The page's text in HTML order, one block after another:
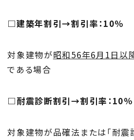
□建築年割引→割引率：10％
対象建物が昭和56年6月1日以
である場合
□耐震診断割引→割引率：10％
対象建物が品確法または｢耐震